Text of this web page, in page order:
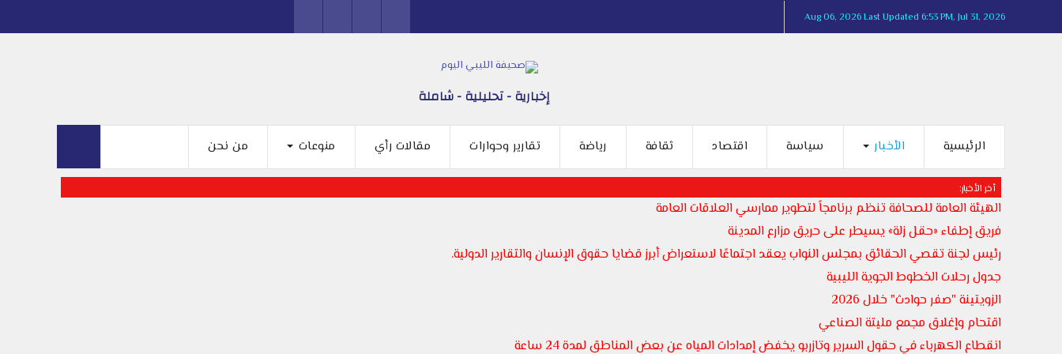
Aug 06, 2026Last Updated 6:53 PM, Jul 31, 2026
إخبارية - تحليلية - شاملة
الرئيسية الأخبار سياسة اقتصاد ثقافة رياضة تقارير وحوارات مقالات رأي منوعات من نحن
أخر الأخبار:
الهيئة العامة للصحافة تنظم برنامجاً لتطوير ممارسي العلاقات العامة
فريق إطفاء «حقل زلة» يسيطر على حريق مزارع المدينة
رئيس لجنة تقصي الحقائق بمجلس النواب يعقد اجتماعًا لاستعراض أبرز قضايا حقوق الإنسان والتقارير الدولية.
جدول رحلات الخطوط الجوية الليبية
الزويتينة "صفر حوادث" خلال 2026
اقتحام وإغلاق مجمع مليتة الصناعي
انقطاع الكهرباء في حقول السرير وتازربو يخفض إمدادات المياه عن بعض المناطق لمدة 24 ساعة